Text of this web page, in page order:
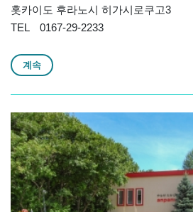
홋카이도 후라노시 히가시로쿠고3
TEL 0167-29-2233
계속